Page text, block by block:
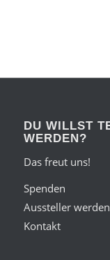
DU WILLST
WERDEN?
Das freut uns!
Spenden
Aussteller werden
Kontakt